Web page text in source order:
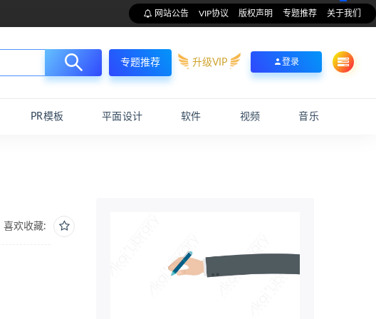
网站公告 VIP协议 版权声明 专题推荐 关于我们
专题推荐 升级VIP 登录
PR模板 平面设计 软件 视频 音乐
喜欢收藏: